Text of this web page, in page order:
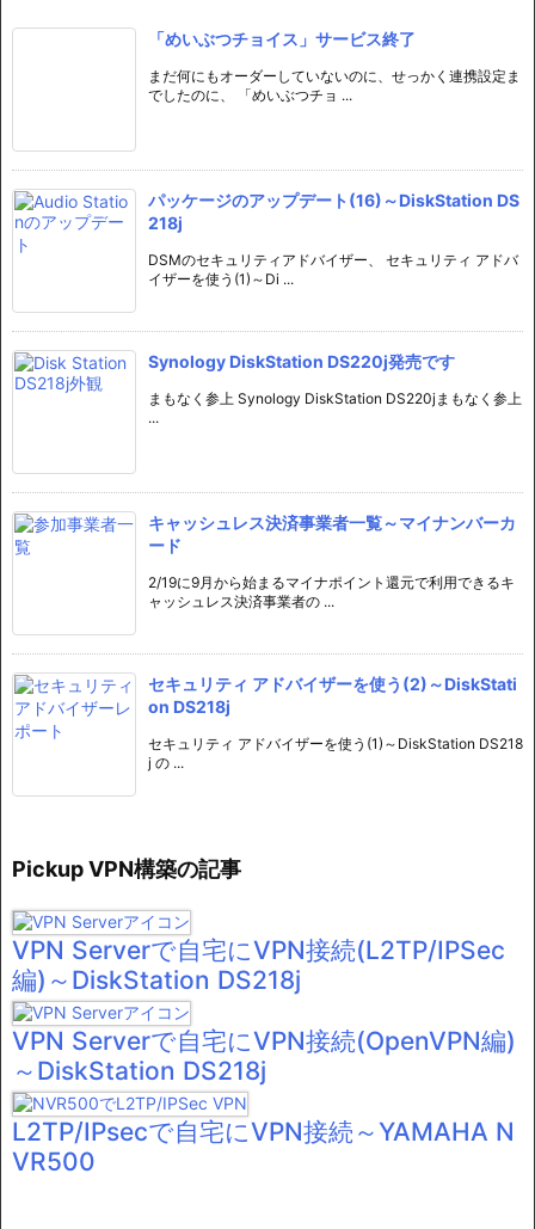
「めいぶつチョイス」サービス終了
まだ何にもオーダーしていないのに、せっかく連携設定ま
でしたのに、 「めいぶつチョ ...
パッケージのアップデート(16)～DiskStation DS
218j
DSMのセキュリティアドバイザー、 セキュリティ アドバ
イザーを使う(1)～Di ...
Synology DiskStation DS220j発売です
まもなく参上 Synology DiskStation DS220jまもなく参上
...
キャッシュレス決済事業者一覧～マイナンバーカ
ード
2/19に9月から始まるマイナポイント還元で利用できるキ
ャッシュレス決済事業者の ...
セキュリティ アドバイザーを使う(2)～DiskStati
on DS218j
セキュリティ アドバイザーを使う(1)～DiskStation DS218
j の ...
Pickup VPN構築の記事
VPN Serverで自宅にVPN接続(L2TP/IPSec
編)～DiskStation DS218j
VPN Serverで自宅にVPN接続(OpenVPN編)
～DiskStation DS218j
L2TP/IPsecで自宅にVPN接続～YAMAHA N
VR500